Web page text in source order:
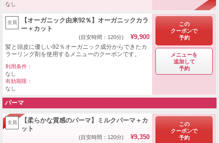
なし
全員
【オーガニック由来92％】オーガニックカラ
ー＋カット
(目安時間：120分) ¥9,900
髪と頭皮に優しい92％オーガニック成分からできたカ
ラーリング剤を使用するメニューのクーポンです。
利用条件：
なし
有効期限：
なし
この
クーポンで
予約
メニューを
追加して
予約
パーマ
全員
【柔らかな質感のパーマ】ミルクパーマ＋カ
ット
(目安時間：120分) ¥9,350
この
クーポンで
予約